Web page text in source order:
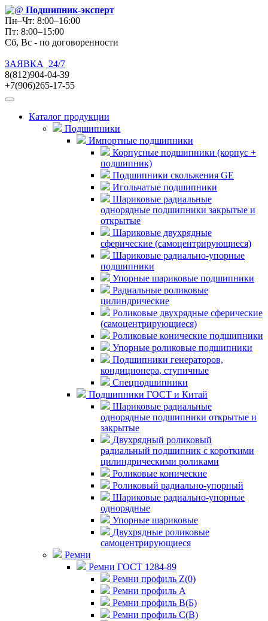
Подшипник-эксперт
Пн–Чт: 8:00–16:00
Пт: 8:00–15:00
Сб, Вс - по договоренности
ЗАЯВКА
24/7
8(812)904-04-39
+7(906)265-17-55
Каталог продукции
Подшипники
Импортные подшипники
Корпусные подшипники (корпус +
подшипник)
Подшипники скольжения GE
Игольчатые подшипники
Шариковые радиальные
однорядные подшипники закрытые и
открытые
Шариковые двухрядные
сферические (самоцентрирующиеся)
Шариковые радиально-упорные
подшипники
Упорные шариковые подшипники
Радиальные роликовые
цилиндрические
Роликовые двухрядные сферические
(самоцентрирующиеся)
Роликовые конические подшипники
Упорные роликовые подшипники
Подшипники генераторов,
кондиционера, ступичные
Спецподшипники
Подшипники ГОСТ и Китай
Шариковые радиальные
однорядные подшипники открытые и
закрытые
Двухрядный роликовый
радиальный подшипник с короткими
цилиндрическими роликами
Роликовые конические
Роликовый радиально-упорный
Шариковые радиально-упорные
однорядные
Упорные шариковые
Двухрядные роликовые
самоцентрирующиеся
Ремни
Ремни ГОСТ 1284-89
Ремни профиль Z(0)
Ремни профиль А
Ремни профиль В(Б)
Ремни профиль С(В)